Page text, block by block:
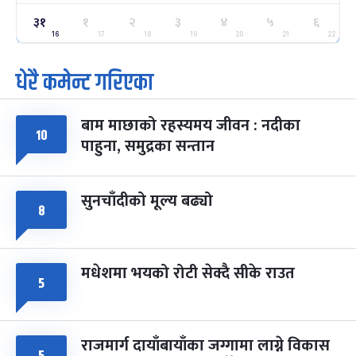
२५
मंगल
ग्याल्पो ल्होसार
फाल्गुन २५, २०८३ Mar 9, 2027
७ महिना बाँकी
७
आइत
पूर्णिमा व्रत
चैत्र ७, २०८३-Mar 21, 2027
८ फागुपूर्णिमा
चैत्र ८, २०८३-Mar 22, 2027
७ महिना बाँकी
३१
16
१
17
२
18
३
19
४
20
५
21
६
22
धेरै कमेन्ट गरिएका
१० बाम माछाको रहस्यमय जीवन : नदीका
पाहुना, समुद्रका सन्तान
८ सुनचाँदीको मूल्य बढ्यो
५ मधेशमा भयको रोटी सेक्दै सीके राउत
राजमार्ग दायाँबायाँका जग्गामा लाग्ने विकास